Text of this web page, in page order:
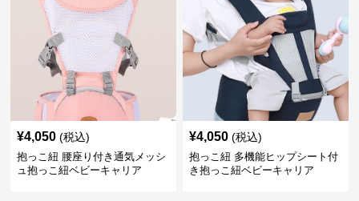
¥4,050 (税込)
抱っこ紐 腰座り付き通気メッシ
ュ抱っこ紐ベビーキャリア
¥4,050 (税込)
抱っこ紐 多機能ヒップシート付
き抱っこ紐ベビーキャリア